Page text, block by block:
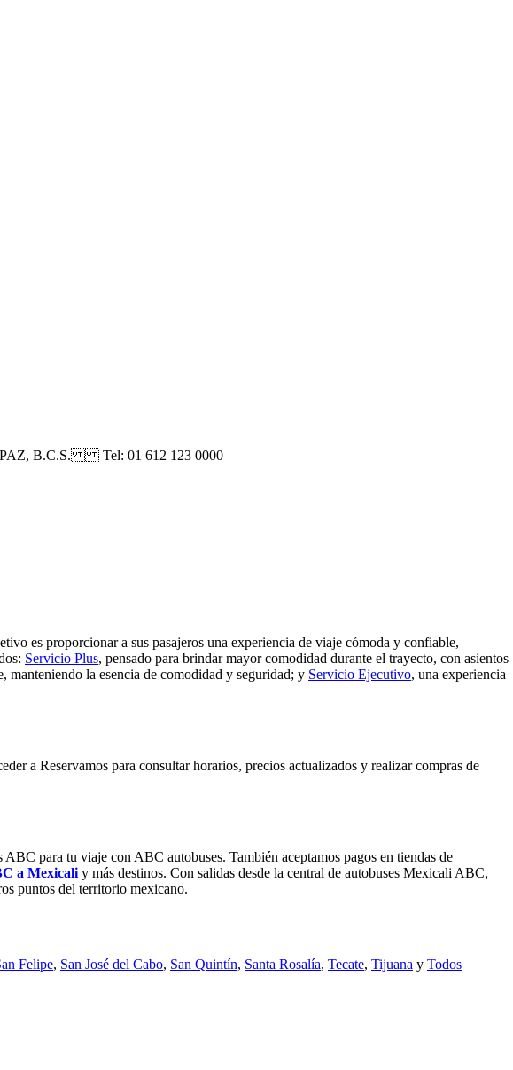
B.C.S. Tel: 01 612 123 0000
es proporcionar a sus pasajeros una experiencia de viaje cómoda y confiable,
Servicio Plus, pensado para brindar mayor comodidad durante el trayecto, con asientos
manteniendo la esencia de comodidad y seguridad; y Servicio Ejecutivo, una experiencia
a Reservamos para consultar horarios, precios actualizados y realizar compras de
para tu viaje con ABC autobuses. También aceptamos pagos en tiendas de
a Mexicali y más destinos. Con salidas desde la central de autobuses Mexicali ABC,
puntos del territorio mexicano.
Felipe, San José del Cabo, San Quintín, Santa Rosalía, Tecate, Tijuana y Todos